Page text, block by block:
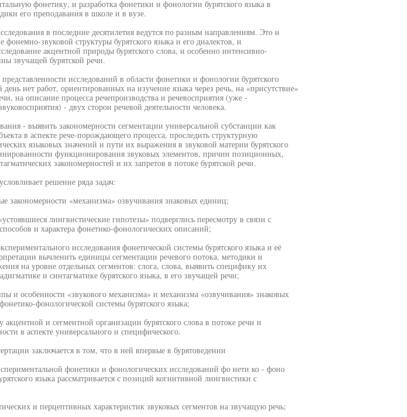
фонетику, и разработка фонетики и фонологии бурятского языка в
его преподавания в школе и в вузе.
в последние десятилетия ведутся по разным направлениям. Это и
фонемно-звуковой структуры бурятского языка и его диалектов, и
акцентной природы бурятского слова, и особенно интенсивно-
звучащей бурятской речи.
исследований в области фонетики и фонологии бурятского
нет работ, ориентированных на изучение языка через речь, на «присутствие»
на описание процесса речепроизводства и речевосприятия (уже -
- двух сторон речевой деятельности человека.
- выявить закономерности сегментации универсальной субстанции как
в аспекте рече-порождающего процесса, проследить структурную
языковых значений и пути их выражения в звуковой материи бурятского
функционирования звуковых элементов, причин позиционных,
закономерностей и их запретов в потоке бурятской речи.
решение ряда задач:
закономерности «механизма» озвучивания знаковых единиц;
лингвистические гипотезы» подверглись пересмотру в связи с
и характера фонетико-фонологических описаний;
исследования фонетической системы бурятского языка и её
вычленить единицы сегментации речевого потока, методики и
на уровне отдельных сегментов: слога, слова, выявить специфику их
и синтагматике бурятского языка, в его звучащей речи;
и особенности «звукового механизма» и механизма «озвучивания» знаковых
фонологической системы бурятского языка;
акцентной и сегментной организации бурятского слова в потоке речи и
в аспекте универсального и специфического.
заключается в том, что в ней впервые в бурятоведении
фонетики и фонологических исследований фо нети ко - фоно
языка рассматривается с позиций когнитивной лингвистики с
и перцептивных характеристик звуковых сегментов на звучащую речь;